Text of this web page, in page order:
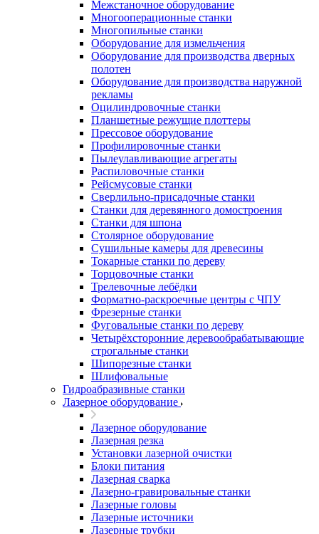
Межстаночное оборудование
Многооперационные станки
Многопильные станки
Оборудование для измельчения
Оборудование для производства дверных
полотен
Оборудование для производства наружной
рекламы
Оцилиндровочные станки
Планшетные режущие плоттеры
Прессовое оборудование
Профилировочные станки
Пылеулавливающие агрегаты
Распиловочные станки
Рейсмусовые станки
Сверлильно-присадочные станки
Станки для деревянного домостроения
Станки для шпона
Столярное оборудование
Сушильные камеры для древесины
Токарные станки по дереву
Торцовочные станки
Трелевочные лебёдки
Форматно-раскроечные центры с ЧПУ
Фрезерные станки
Фуговальные станки по дереву
Четырёхсторонние деревообрабатывающие
строгальные станки
Шипорезные станки
Шлифовальные
Гидроабразивные станки
Лазерное оборудование
Лазерное оборудование
Лазерная резка
Установки лазерной очистки
Блоки питания
Лазерная сварка
Лазерно-гравировальные станки
Лазерные головы
Лазерные источники
Лазерные трубки